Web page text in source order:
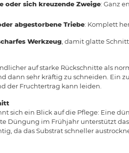
oder sich kreuzende Zweige: Ganz
abgestorbene Triebe: Komplett
Werkzeug, damit glatte
auf starke Rückschnitte als
dann sehr kräftig zu schneiden. Ein
der Fruchtertrag kann leiden.
sich ein Blick auf die Pflege: Eine
Düngung im Frühjahr unterstützt
da das Substrat schneller